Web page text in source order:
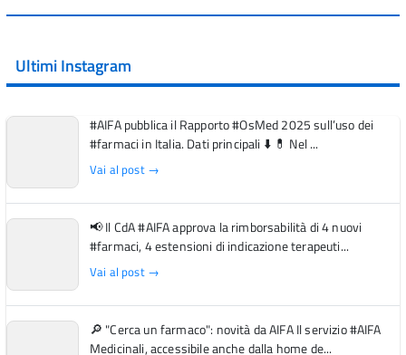
Ultimi Instagram
#AIFA pubblica il Rapporto #OsMed 2025 sull’uso dei
#farmaci in Italia. Dati principali ⬇️ 💊 Nel ...
Vai al post →
📢 Il CdA #AIFA approva la rimborsabilità di 4 nuovi
#farmaci, 4 estensioni di indicazione terapeuti...
Vai al post →
🔎 "Cerca un farmaco": novità da AIFA Il servizio #AIFA
Medicinali, accessibile anche dalla home de...